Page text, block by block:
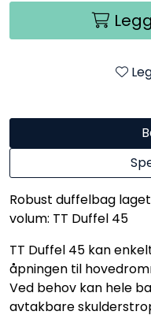
Robust duffelbag
volum: TT Duffel 45
TT Duffel 45 kan
åpningen til
Ved behov kan hele
avtakbare